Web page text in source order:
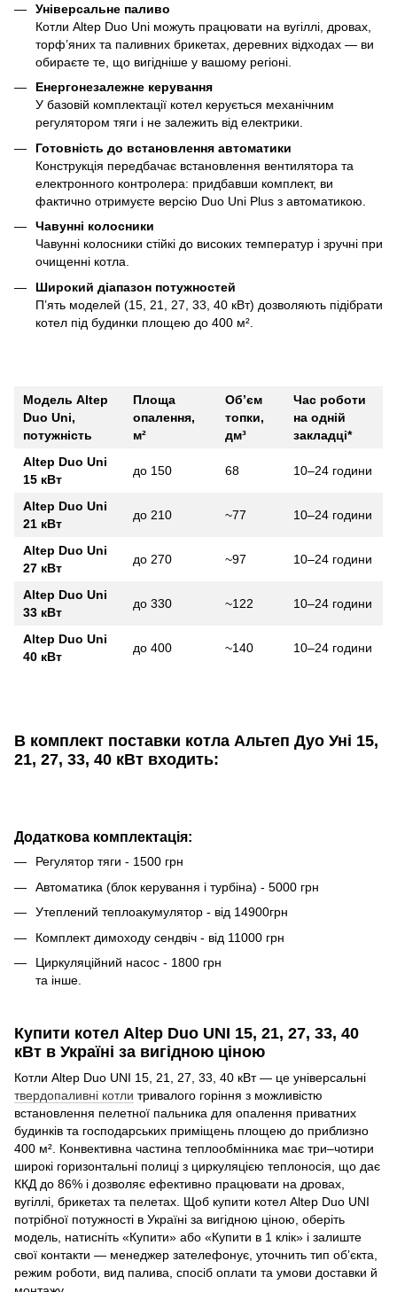
Універсальне паливо
Котли Altep Duo Uni можуть працювати на вугіллі, дровах,
торф’яних та паливних брикетах, деревних відходах — ви
обираєте те, що вигідніше у вашому регіоні.
Енергонезалежне керування
У базовій комплектації котел керується механічним
регулятором тяги і не залежить від електрики.
Готовність до встановлення автоматики
Конструкція передбачає встановлення вентилятора та
електронного контролера: придбавши комплект, ви
фактично отримуєте версію Duo Uni Plus з автоматикою.
Чавунні колосники
Чавунні колосники стійкі до високих температур і зручні при
очищенні котла.
Широкий діапазон потужностей
П’ять моделей (15, 21, 27, 33, 40 кВт) дозволяють підібрати
котел під будинки площею до 400 м².
Модель Altep
Duo Uni,
потужність
Площа
опалення,
м²
Об’єм
топки,
дм³
Час роботи
на одній
закладці*
Altep Duo Uni
15 кВт
до 150 68 10–24 години
Altep Duo Uni
21 кВт
до 210 ~77 10–24 години
Altep Duo Uni
27 кВт
до 270 ~97 10–24 години
Altep Duo Uni
33 кВт
до 330 ~122 10–24 години
Altep Duo Uni
40 кВт
до 400 ~140 10–24 години
В комплект поставки котла Альтеп Дуо Уні 15,
21, 27, 33, 40 кВт входить:
Додаткова комплектація:
Регулятор тяги - 1500 грн
Автоматика (блок керування і турбіна) - 5000 грн
Утеплений теплоакумулятор - від 14900грн
Комплект димоходу сендвіч - від 11000 грн
Циркуляційний насос - 1800 грн
та інше.
Купити котел Altep Duo UNI 15, 21, 27, 33, 40
кВт в Україні за вигідною ціною
Котли Altep Duo UNI 15, 21, 27, 33, 40 кВт — це універсальні
твердопаливні котли тривалого горіння з можливістю
встановлення пелетної пальника для опалення приватних
будинків та господарських приміщень площею до приблизно
400 м². Конвективна частина теплообмінника має три–чотири
широкі горизонтальні полиці з циркуляцією теплоносія, що дає
ККД до 86% і дозволяє ефективно працювати на дровах,
вугіллі, брикетах та пелетах. Щоб купити котел Altep Duo UNI
потрібної потужності в Україні за вигідною ціною, оберіть
модель, натисніть «Купити» або «Купити в 1 клік» і залиште
свої контакти — менеджер зателефонує, уточнить тип об’єкта,
режим роботи, вид палива, спосіб оплати та умови доставки й